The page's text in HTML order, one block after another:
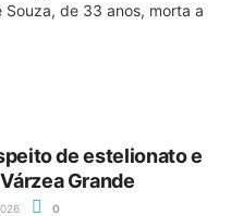
de 33 anos, morta a
de estelionato e
Grande
0